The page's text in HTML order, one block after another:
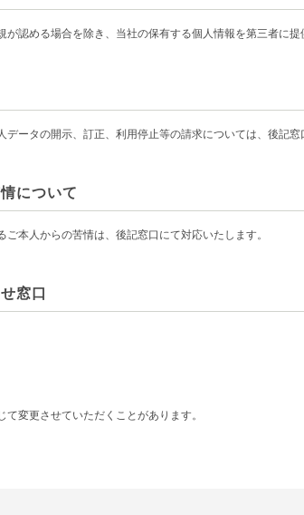
認める場合を除き、当社の保有する個人情報を第三者に提
ータの開示、訂正、利用停止等の請求については、後記窓
について
本人からの苦情は、後記窓口にて対応いたします。
窓口
変更させていただくことがあります。